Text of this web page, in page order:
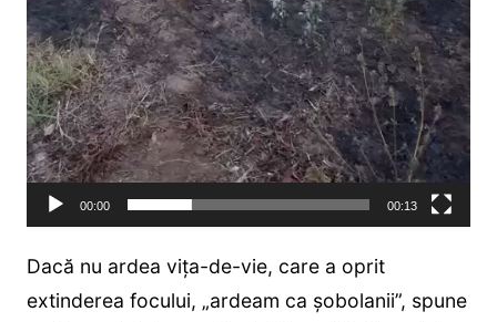
00:00 00:13
Dacă nu ardea vița-de-vie, care a oprit
extinderea focului, „ardeam ca șobolanii”, spune